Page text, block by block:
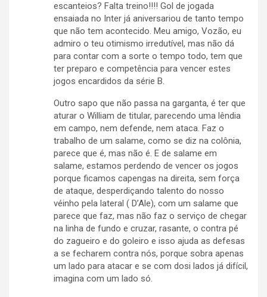
escanteios? Falta treino!!!! Gol de jogada
ensaiada no Inter já aniversariou de tanto tempo
que não tem acontecido. Meu amigo, Vozão, eu
admiro o teu otimismo irredutível, mas não dá
para contar com a sorte o tempo todo, tem que
ter preparo e competência para vencer estes
jogos encardidos da série B.
Outro sapo que não passa na garganta, é ter que
aturar o William de titular, parecendo uma lêndia
em campo, nem defende, nem ataca. Faz o
trabalho de um salame, como se diz na colônia,
parece que é, mas não é. E de salame em
salame, estamos perdendo de vencer os jogos
porque ficamos capengas na direita, sem força
de ataque, desperdiçando talento do nosso
véinho pela lateral ( D’Ale), com um salame que
parece que faz, mas não faz o serviço de chegar
na linha de fundo e cruzar, rasante, o contra pé
do zagueiro e do goleiro e isso ajuda as defesas
a se fecharem contra nós, porque sobra apenas
um lado para atacar e se com dosi lados já difícil,
imagina com um lado só.